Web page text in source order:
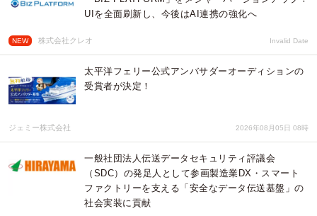
UIを全面刷新し、今後はAI連携の強化へ
NEW 株式会社クレオ Invalid Date
太平洋フェリー公式アンバサダーオーディションの
受賞者が決定！
ジェミー株式会社 2026年08月05日 08時
一般社団法人伝送データセキュリティ評議会
（SDC）の発足人として参画製造業DX・スマート
ファクトリーを支える「安全なデータ伝送基盤」の
社会実装に貢献